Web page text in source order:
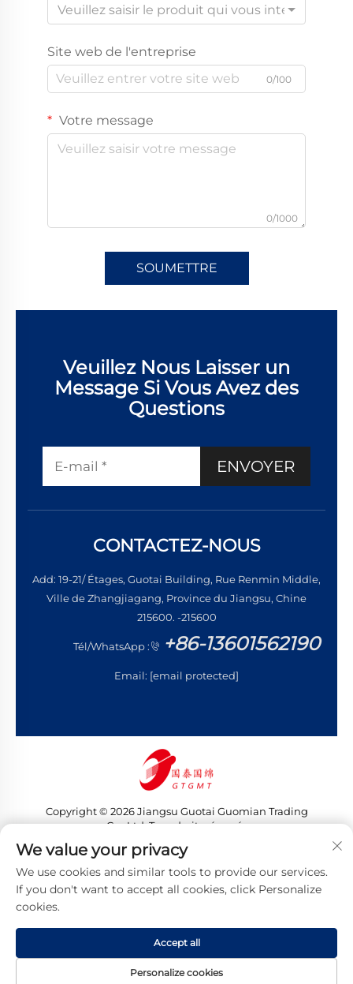
Veuillez saisir le produit qui vous intéresse
Site web de l'entreprise
0/100
Votre message
0/1000
SOUMETTRE
Veuillez Nous Laisser un
Message Si Vous Avez des
Questions
ENVOYER
CONTACTEZ-NOUS
Add: 19-21/ Étages, Guotai Building, Rue Renmin Middle,
Ville de Zhangjiagang, Province du Jiangsu, Chine
215600. -215600
Tél/WhatsApp : +86-13601562190
Email: [email protected]
Copyright © 2026 Jiangsu Guotai Guomian Trading
Co., Ltd. Tous droits réservés
Politique de confidentialité
We value your privacy
We use cookies and similar tools to provide our services.
If you don't want to accept all cookies, click Personalize
cookies.
Personalize cookies
Accept all